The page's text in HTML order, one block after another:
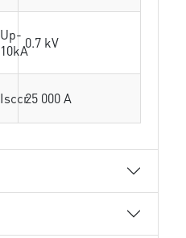
Up-
10kA0.7 kV
Isccr25 000 A